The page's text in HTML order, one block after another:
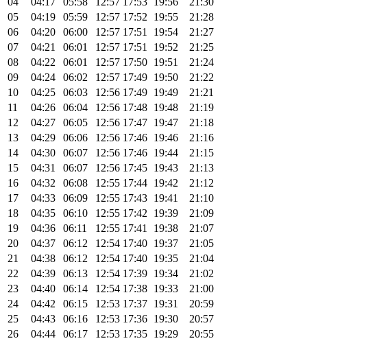
05
04:19 05:59 12:57 17:52 19:55
21:28
06
04:20 06:00 12:57 17:51 19:54
21:27
07
04:21 06:01 12:57 17:51 19:52
21:25
08
04:22 06:01 12:57 17:50 19:51
21:24
09
04:24 06:02 12:57 17:49 19:50
21:22
10
04:25 06:03 12:56 17:49 19:49
21:21
11
04:26 06:04 12:56 17:48 19:48
21:19
12
04:27 06:05 12:56 17:47 19:47
21:18
13
04:29 06:06 12:56 17:46 19:46
21:16
14
04:30 06:07 12:56 17:46 19:44
21:15
15
04:31 06:07 12:56 17:45 19:43
21:13
16
04:32 06:08 12:55 17:44 19:42
21:12
17
04:33 06:09 12:55 17:43 19:41
21:10
18
04:35 06:10 12:55 17:42 19:39
21:09
19
04:36 06:11 12:55 17:41 19:38
21:07
20
04:37 06:12 12:54 17:40 19:37
21:05
21
04:38 06:12 12:54 17:40 19:35
21:04
22
04:39 06:13 12:54 17:39 19:34
21:02
23
04:40 06:14 12:54 17:38 19:33
21:00
24
04:42 06:15 12:53 17:37 19:31
20:59
25
04:43 06:16 12:53 17:36 19:30
20:57
26
04:44 06:17 12:53 17:35 19:29
20:55